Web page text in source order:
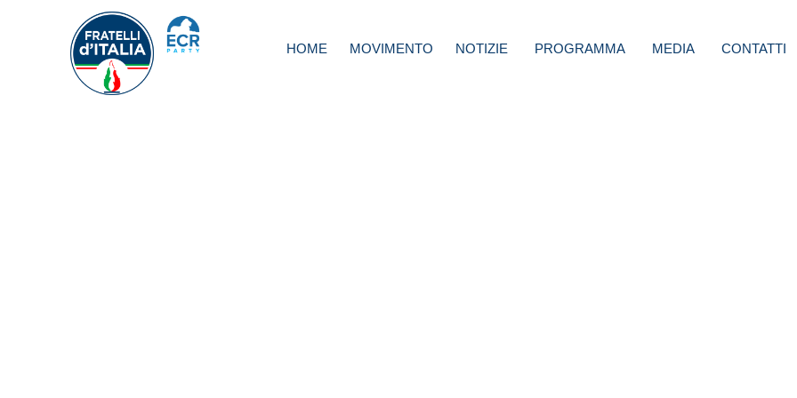
HOME MOVIMENTO NOTIZIE PROGRAMMA MEDIA CONTATTI